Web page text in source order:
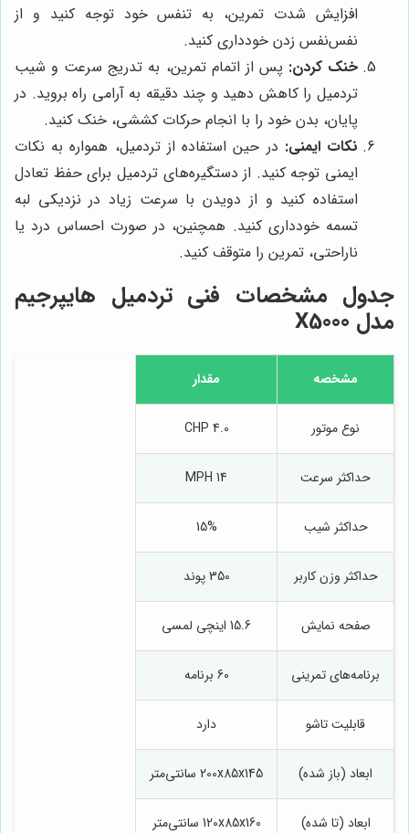
افزایش شدت تمرین، به تنفس خود توجه کنید و از
نفس‌نفس زدن خودداری کنید.
خنک کردن: پس از اتمام تمرین، به تدریج سرعت و شیب
تردمیل را کاهش دهید و چند دقیقه به آرامی راه بروید. در
پایان، بدن خود را با انجام حرکات کششی، خنک کنید.
نکات ایمنی: در حین استفاده از تردمیل، همواره به نکات
ایمنی توجه کنید. از دستگیره‌های تردمیل برای حفظ تعادل
استفاده کنید و از دویدن با سرعت زیاد در نزدیکی لبه
تسمه خودداری کنید. همچنین، در صورت احساس درد یا
ناراحتی، تمرین را متوقف کنید.
جدول مشخصات فنی تردمیل هایپرجیم
مدل X5000
مشخصه مقدار
نوع موتور 4.0 CHP
حداکثر سرعت 14 MPH
حداکثر شیب 15%
حداکثر وزن کاربر 350 پوند
صفحه نمایش 15.6 اینچی لمسی
برنامه‌های تمرینی 60 برنامه
قابلیت تاشو دارد
ابعاد (باز شده) 200x85x145 سانتی‌متر
ابعاد (تا شده) 120x85x160 سانتی‌متر